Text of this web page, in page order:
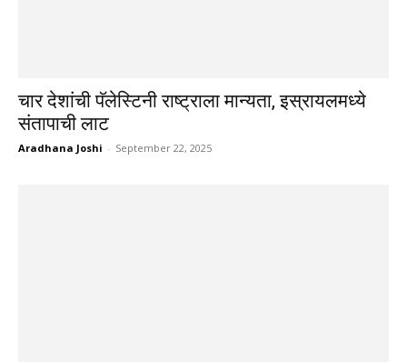
चार देशांची पॅलेस्टिनी राष्ट्राला मान्यता, इस्रायलमध्ये
संतापाची लाट
Aradhana Joshi - September 22, 2025